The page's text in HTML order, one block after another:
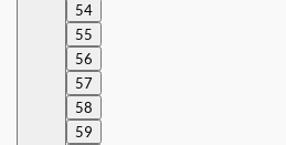
54
55
56
57
58
59